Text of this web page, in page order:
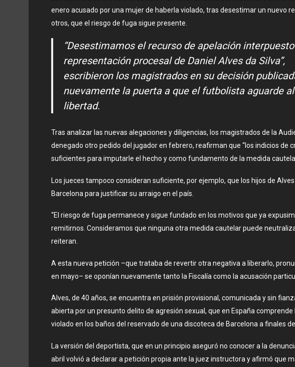
enero acusado por una mujer de haberla violado, tras desestimar un nuevo
otros, que el riesgo de fuga sigue presente.
“Desestimamos el recurso de apelación
representación procesal de Daniel Alves da Silva”,
escribieron los magistrados en su decisión
nuevamente la puerta a que el futbolista aguarde
libertad.
Tras analizar las nuevas alegaciones y diligencias, los magistrados de la
denegado otro pedido del jugador en febrero, reafirman que “los indicios de
suficientes para imputarle el hecho y como fundamento de la medida
Los jueces tampoco consideran suficiente, por ejemplo, que los hijos de
Barcelona para justificar su arraigo en el país.
“El riesgo de fuga permanece y sigue fundado en los motivos que ya
remitirnos. Consideramos que ninguna otra medida cautelar puede
reiteran.
A esta nueva petición –que trataba de revertir otra negativa a liberarlo,
en mayo– se oponían nuevamente tanto la Fiscalía como la acusación
Alves, de 40 años, se encuentra en prisión provisional, comunicada y sin
abierta por un presunto delito de agresión sexual, que en España
violado en los baños del reservado de una discoteca de Barcelona a finales
La versión del deportista, que en un principio aseguró no conocer a la
abril volvió a declarar a petición propia ante la juez instructora y afirmó que